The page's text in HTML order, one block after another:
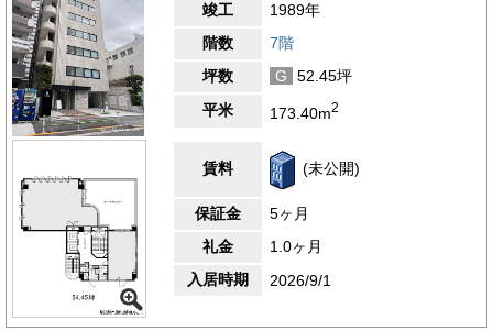
竣工
1989年
階数
7階
坪数
G
52.45坪
平米
173.40m2
賃料 (未公開)
保証金
5ヶ月
礼金
1.0ヶ月
入居時期
2026/9/1